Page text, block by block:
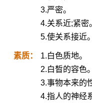
3.严密。
4.关系近;紧密
5.使关系接近。
素质：
1.白色质地。
2.白晳的容色。
3.事物本来的
4.指人的神经